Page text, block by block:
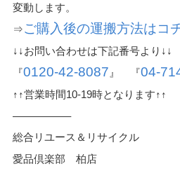
変動します。
⇒ご購入後の運搬方法はコ
↓↓お問い合わせは下記番号より↓↓
『0120-42-8087 』 『04-
↑↑営業時間10-19時となります↑↑
—————–
総合リユース＆リサイクル
愛品倶楽部 柏店